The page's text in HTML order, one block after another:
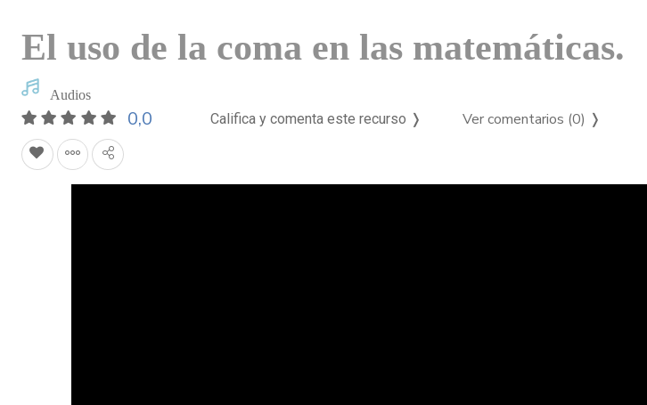
El uso de la coma en las matemáticas.
Audios
0,0 Califica y comenta este recurso ❭ Ver comentarios (0) ❭